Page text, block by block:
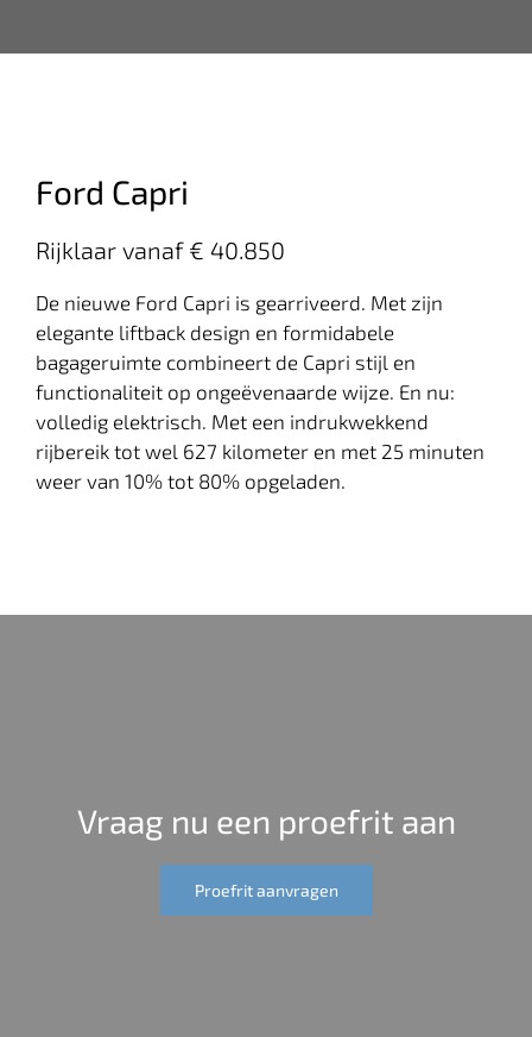
Ford Capri
Rijklaar vanaf € 40.850
De nieuwe Ford Capri is gearriveerd. Met zijn
elegante liftback design en formidabele
bagageruimte combineert de Capri stijl en
functionaliteit op ongeëvenaarde wijze. En nu:
volledig elektrisch. Met een indrukwekkend
rijbereik tot wel 627 kilometer en met 25 minuten
weer van 10% tot 80% opgeladen.
Vraag nu een proefrit aan
Proefrit aanvragen